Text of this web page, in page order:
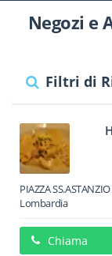
Negozi e
Filtri di
PIAZZA
Lombardia
Chiama